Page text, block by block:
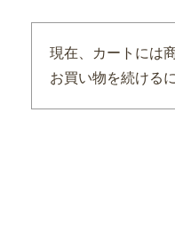
現在、カートには
お買い物を続ける